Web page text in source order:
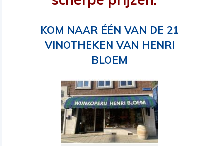
KOM NAAR ÉÉN VAN DE 21
VINOTHEKEN VAN HENRI
BLOEM